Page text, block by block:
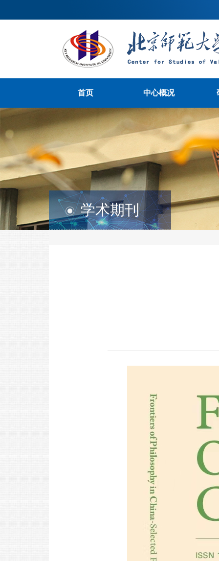
首页 中心概况
学术期刊